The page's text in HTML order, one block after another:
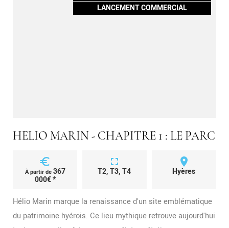
LANCEMENT COMMERCIAL
HELIO MARIN - CHAPITRE 1 : LE PARC
euro
À partir de367
000€ *
fullscreen
T2, T3, T4
place
Hyères
Hélio Marin marque la renaissance d'un site emblématique
du patrimoine hyérois. Ce lieu mythique retrouve aujourd'hui